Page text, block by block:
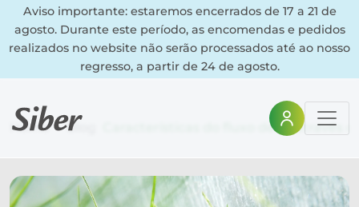
Aviso importante: estaremos encerrados de 17 a 21 de
agosto. Durante este período, as encomendas e pedidos
realizados no website não serão processados até ao nosso
regresso, a partir de 24 de agosto.
Home Blog Características do fluxo de ar através